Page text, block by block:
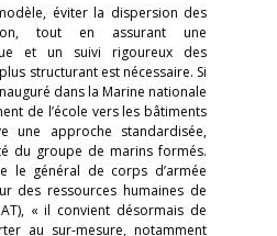
éviter la dispersion des
tout en assurant une
et un suivi rigoureux des
structurant est nécessaire. Si
dans la Marine nationale
de l’école vers les bâtiments
une approche standardisée,
du groupe de marins formés.
le général de corps d’armée
des ressources humaines de
« il convient désormais de
au sur-mesure, notamment